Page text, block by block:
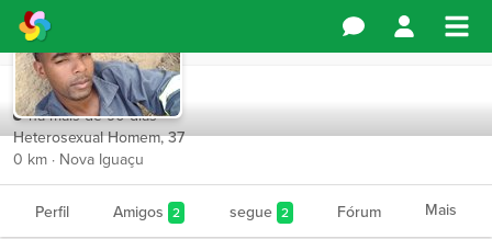
Jeff89
há mais de 90 dias
Heterosexual Homem, 37
0 km · Nova Iguaçu
Perfil Amigos 2 segue 2 Fórum Mais